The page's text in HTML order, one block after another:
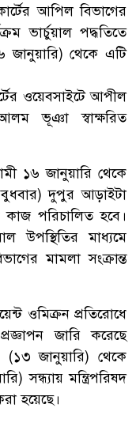
আপিল বিভাগের
ভার্চুয়াল পদ্ধতিতে
জানুয়ারি) থেকে এটি
ওয়েবসাইটে আপীল
ভূঞা স্বাক্ষরিত
১৬ জানুয়ারি থেকে
দুপুর আড়াইটা
পরিচালিত হবে।
উপস্থিতির মাধ্যমে
মামলা সংক্রান্ত
ওমিক্রন প্রতিরোধে
জারি করেছে
(১৩ জানুয়ারি) থেকে
সন্ধ্যায় মন্ত্রিপরিষদ
হয়েছে।